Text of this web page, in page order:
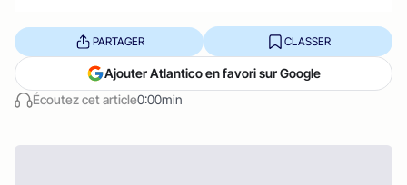
Écoutez cet article0:00min
PARTAGER CLASSER
Ajouter Atlantico en favori sur Google